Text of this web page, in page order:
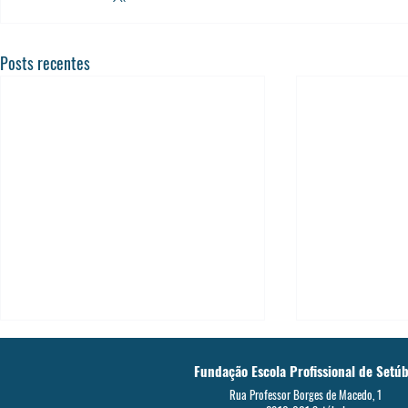
Posts recentes
Fundação Escola Profissional de
Rua Professor Borges de Macedo, 1